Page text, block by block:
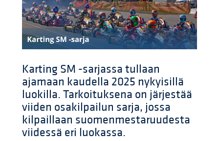
Karting SM -sarjassa tullaan
ajamaan kaudella 2025 nykyisillä
luokilla. Tarkoituksena on järjestää
viiden osakilpailun sarja, jossa
kilpaillaan suomenmestaruudesta
viidessä eri luokassa.